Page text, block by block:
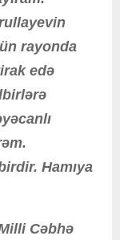
rayonda
edə
Hamıya
Cəbhə